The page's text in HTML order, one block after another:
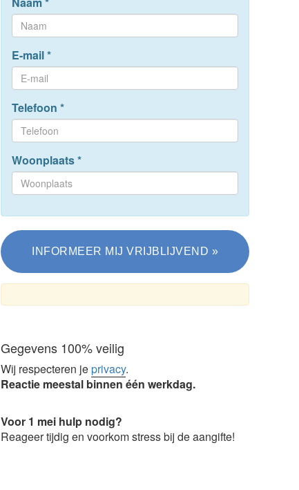
E-mail*
Telefoon *
Woonplaats*
Gegevens 100% veilig
Wij respecteren jeprivacy.
Reactie meestal binnen één werkdag.
Voor 1 mei hulp nodig?
Reageer tijdig en voorkom stress bij de aangifte!